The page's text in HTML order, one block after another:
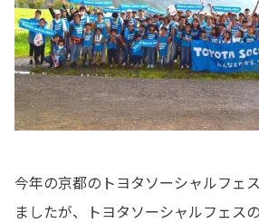
今年の京都のトヨタソーシャルフェ
ましたが、トヨタソーシャルフェス